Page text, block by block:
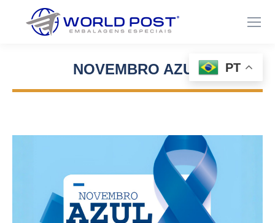
NOVEMBRO AZUL
Você está aqui:
PT